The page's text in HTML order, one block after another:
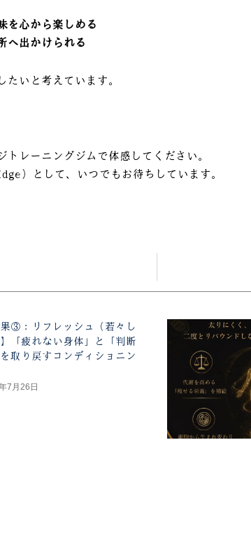
を心から楽しめる
へ出かけられる
たいと考えています。
レーニングジムで体感してください。
）として、いつでもお待ちしています。
③：リフレッシュ（若々し
「疲れない身体」と「判断
取り戻すコンディショニン
7月26日